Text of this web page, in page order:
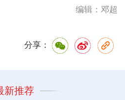
编辑：邓超
分享：
新推荐